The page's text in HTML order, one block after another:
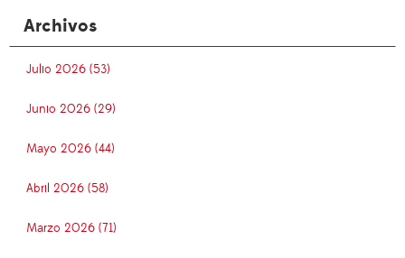
Archivos
Julio 2026 (53)
Junio 2026 (29)
Mayo 2026 (44)
Abril 2026 (58)
Marzo 2026 (71)